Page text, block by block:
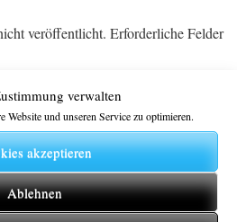
verwalten
Website und unseren Service zu optimieren.
akzeptieren
Ablehnen
veröffentlicht. Erforderliche Felder